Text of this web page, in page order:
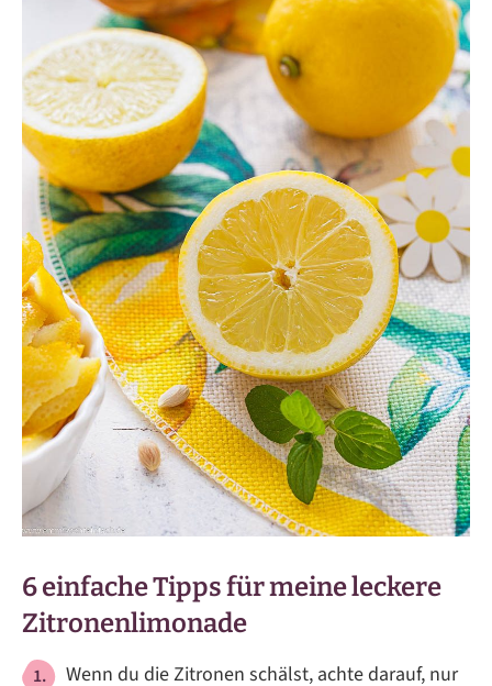
6 einfache Tipps für meine leckere
Zitronenlimonade
Wenn du die Zitronen schälst, achte darauf, nur